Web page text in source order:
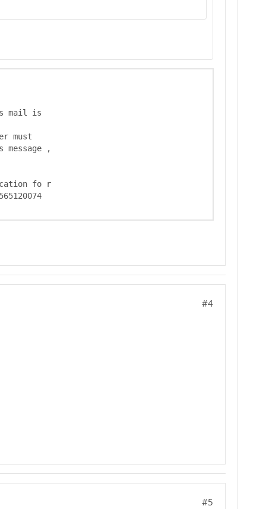
550-5.7.26  https://support.google.com/mail/answer/81126#authentication fo r
550 5.7.26 instructions on setting up authentication. i20-20020a0565120074
#4
#5